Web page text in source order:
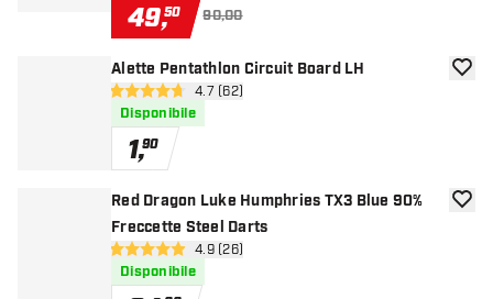
49,50 90,00
Alette Pentathlon Circuit Board LH
apri pannello recensioni
4.7 stelle di valutazione
4.7 (62)
Disponibile
1,90
Red Dragon Luke Humphries TX3 Blue 90%
Freccette Steel Darts
apri pannello recensioni
4.9 stelle di valutazione
4.9 (26)
Disponibile